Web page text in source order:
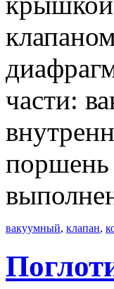
части:
поршень
вакуумный, клапан,